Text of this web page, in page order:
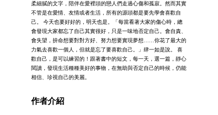
柔細膩的文字，陪伴在愛裡頭的戀人們走過心傷和孤寂。然而其實
不管是在愛情、友情或者生活，所有的源頭都是要先學會喜歡自
己。 今天也要好好的，明天也是。「每當看著大家的傷心時，總
會發現大家都忘了自己其實很好，只是一味地否定自己。會自責、
會失望，拚命想要對對方好、努力想要實現夢想……你花了最大的
力氣去喜歡一個人，但就是忘了要喜歡自己。」肆一如是說。 喜
歡自己，是可以練習的！跟著書中的短文，每一天，選一篇，靜心
閱讀，發現生活種種美好的事物，在無助與否定自己的時候，仍能
相信、珍視自己的美麗。
作者介紹